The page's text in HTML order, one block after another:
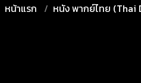
หน้าแรก
หนัง พากย์ไทย (Thai